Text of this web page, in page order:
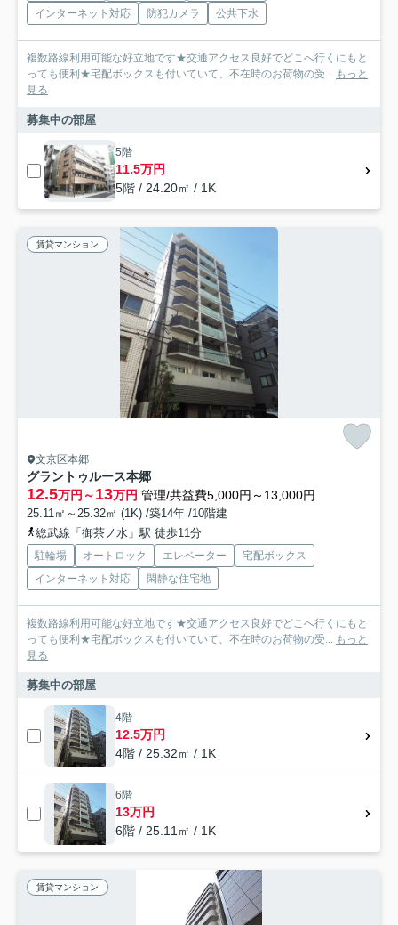
インターネット対応
防犯カメラ 公共下水
複数路線利用可能な好立地です★交通アクセス良好でどこへ行くにもと
っても便利★宅配ボックスも付いていて、不在時のお荷物の受... もっと
見る
募集中の部屋
5階
11.5万円
5階 / 24.20㎡ / 1K
賃貸マンション
文京区本郷
グラントゥルース本郷
12.5万円～13万円 管理/共益費5,000円～13,000円
25.11㎡～25.32㎡ (1K) /築14年 /10階建
総武線「御茶ノ水」駅 徒歩11分
駐輪場 オートロック エレベーター
宅配ボックス
インターネット対応
閑静な住宅地
複数路線利用可能な好立地です★交通アクセス良好でどこへ行くにもと
っても便利★宅配ボックスも付いていて、不在時のお荷物の受... もっと
見る
募集中の部屋
4階
12.5万円
4階 / 25.32㎡ / 1K
6階
13万円
6階 / 25.11㎡ / 1K
賃貸マンション